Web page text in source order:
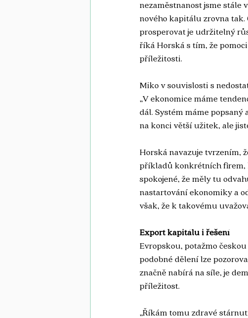
nezaměstnanost jsme stále
nového kapitálu zrovna tak.
prosperovat je udržitelný
říká Horská s tím, že
příležitosti.
Miko v souvislosti s
„V ekonomice máme
dál. Systém máme popsaný
na konci větší užitek, ale
Horská navazuje tvrzením,
příkladů konkrétních firem,
spokojené, že měly tu
nastartování ekonomiky a
však, že k takovému
Export kapitálu i řešení
Evropskou, potažmo
podobné dělení lze
značně nabírá na síle, je
příležitost.
„Říkám tomu zdravé